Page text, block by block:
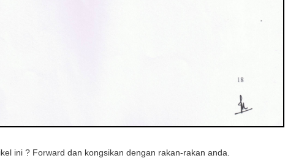
ini ? Forward dan kongsikan dengan rakan-rakan anda.